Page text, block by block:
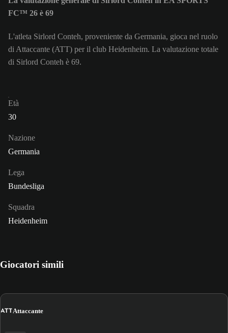
FC™ 26 è 69
L'atleta Sirlord Conteh, proveniente da Germania, gioca nel ruolo
di Attaccante (ATT) per il club Heidenheim. La valutazione totale
di Sirlord Conteh è 69.
Età
30
Nazione
Germania
Lega
Bundesliga
Squadra
Heidenheim
Giocatori simili
ATTAttaccante